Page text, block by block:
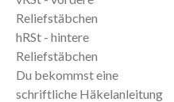
Reliefstäbchen
hRSt - hintere
Reliefstäbchen
Du bekommst eine
schriftliche Häkelanleitung